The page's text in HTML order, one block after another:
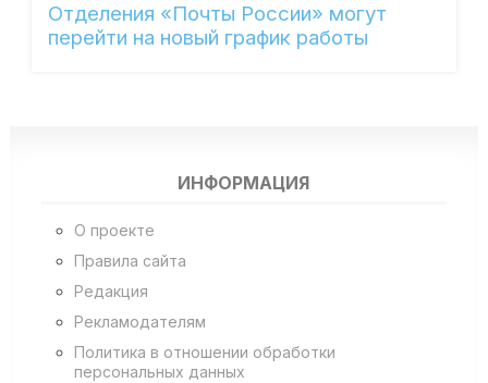
Отделения «Почты России» могут
перейти на новый график работы
ИНФОРМАЦИЯ
О проекте
Правила сайта
Редакция
Рекламодателям
Политика в отношении обработки
персональных данных